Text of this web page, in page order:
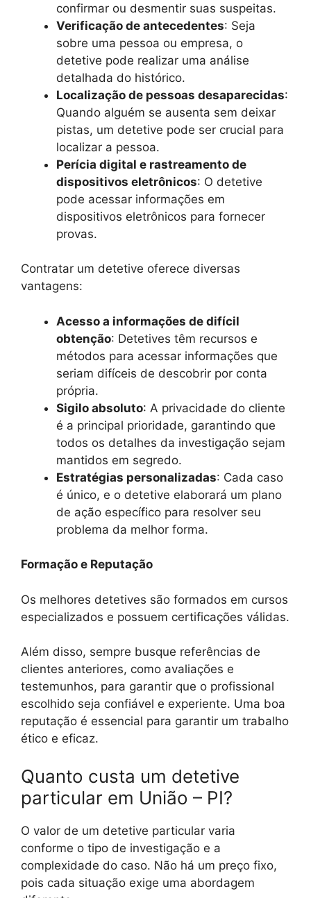
confirmar ou desmentir suas suspeitas.
Verificação de antecedentes: Seja
sobre uma pessoa ou empresa, o
detetive pode realizar uma análise
detalhada do histórico.
Localização de pessoas desaparecidas:
Quando alguém se ausenta sem deixar
pistas, um detetive pode ser crucial para
localizar a pessoa.
Perícia digital e rastreamento de
dispositivos eletrônicos: O detetive
pode acessar informações em
dispositivos eletrônicos para fornecer
provas.
Contratar um detetive oferece diversas
vantagens:
Acesso a informações de difícil
obtenção: Detetives têm recursos e
métodos para acessar informações que
seriam difíceis de descobrir por conta
própria.
Sigilo absoluto: A privacidade do cliente
é a principal prioridade, garantindo que
todos os detalhes da investigação sejam
mantidos em segredo.
Estratégias personalizadas: Cada caso
é único, e o detetive elaborará um plano
de ação específico para resolver seu
problema da melhor forma.
Formação e Reputação
Os melhores detetives são formados em cursos
especializados e possuem certificações válidas.
Além disso, sempre busque referências de
clientes anteriores, como avaliações e
testemunhos, para garantir que o profissional
escolhido seja confiável e experiente. Uma boa
reputação é essencial para garantir um trabalho
ético e eficaz.
Quanto custa um detetive
particular em União – PI?
O valor de um detetive particular varia
conforme o tipo de investigação e a
complexidade do caso. Não há um preço fixo,
pois cada situação exige uma abordagem